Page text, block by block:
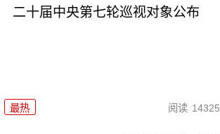
二十届中央第七轮巡视对象公布
最热 阅读 14325